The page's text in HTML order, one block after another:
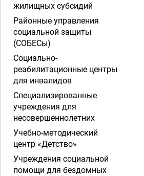
жилищных субсидий
Районные управления
социальной защиты
(СОБЕСы)
Социально-
реабилитационные центры
для инвалидов
Специализированные
учреждения для
несовершеннолетних
Учебно-методический
центр «Детство»
Учреждения социальной
помощи для бездомных